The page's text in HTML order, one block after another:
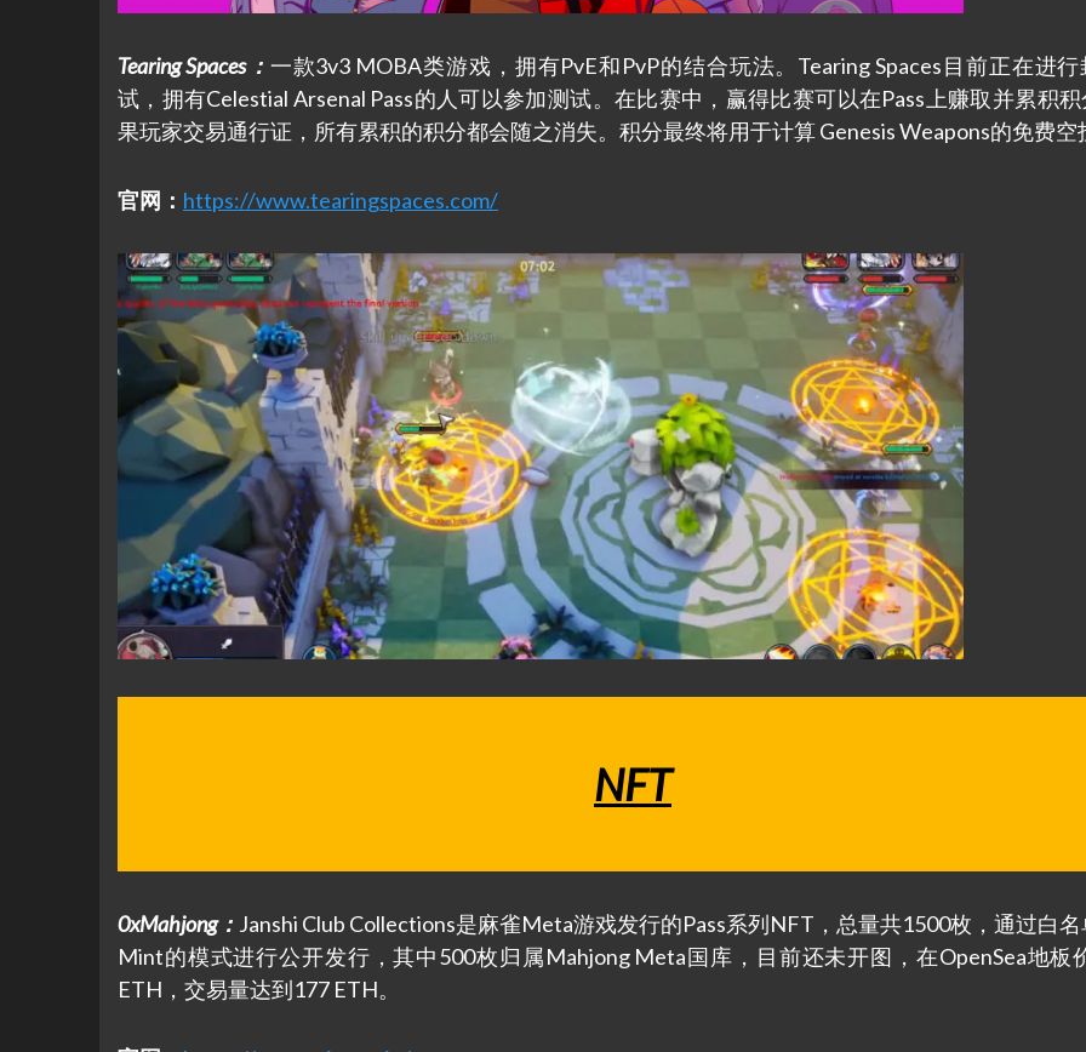
Tearing Spaces： 一款3v3 MOBA类游戏，拥有PvE和PvP的结合玩法。Tearing Spaces目前正在进
试，拥有Celestial Arsenal Pass的人可以参加测试。在比赛中，赢得比赛可以在Pass上赚取并累积
果玩家交易通行证，所有累积的积分都会随之消失。积分最终将用于计算 Genesis Weapons的免费空
官网： https://www.tearingspaces.com/
NFT
0xMahjong： Janshi Club Collections是麻雀Meta游戏发行的Pass系列NFT，总量共1500枚，通过白
Mint的模式进行公开发行，其中500枚归属Mahjong Meta国库，目前还未开图，在OpenSea地板
ETH，交易量达到177 ETH。